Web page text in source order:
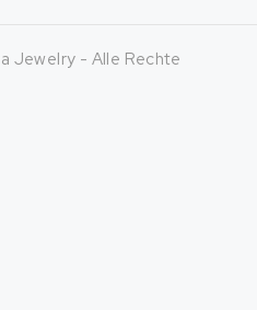
Jewelry - Alle Rechte